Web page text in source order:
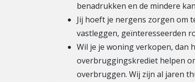
benadrukken en de mindere
Jij hoeft je nergens zorgen om
vastleggen, geïnteresseerden
Wil je je woning verkopen, dan
overbruggingskrediet helpen
overbruggen. Wij zijn al jaren